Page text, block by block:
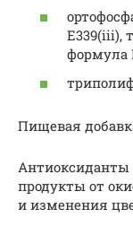
Е339(iii),
формула
Пищевая
Антиоксиданты
продукты от
и изменения